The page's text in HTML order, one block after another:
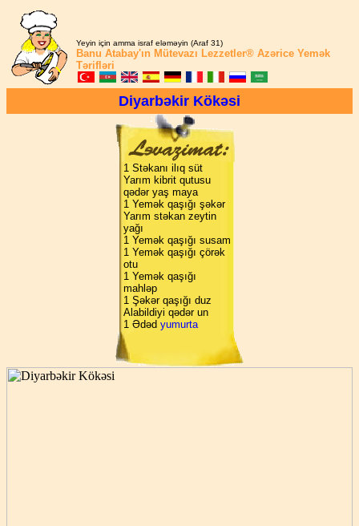
Yeyin için amma israf eləməyin (Araf 31)
Banu Atabay'ın Mütevazı Lezzetler® Azərice Yemək
Tərifləri
Diyarbəkir Kökəsi
1 Stəkanı ilıq süt
Yarım kibrit qutusu
qədər yaş maya
1 Yemək qaşığı şəkər
Yarım stəkan zeytin
yağı
1 Yemək qaşığı susam
1 Yemək qaşığı çörək
otu
1 Yemək qaşığı
mahləp
1 Şəkər qaşığı duz
Alabildiyi qədər un
1 Ədəd yumurta